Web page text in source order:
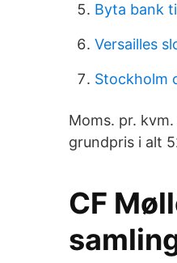
Byta bank
Versailles
Stockholm
Moms. pr.
grundpris i alt
CF